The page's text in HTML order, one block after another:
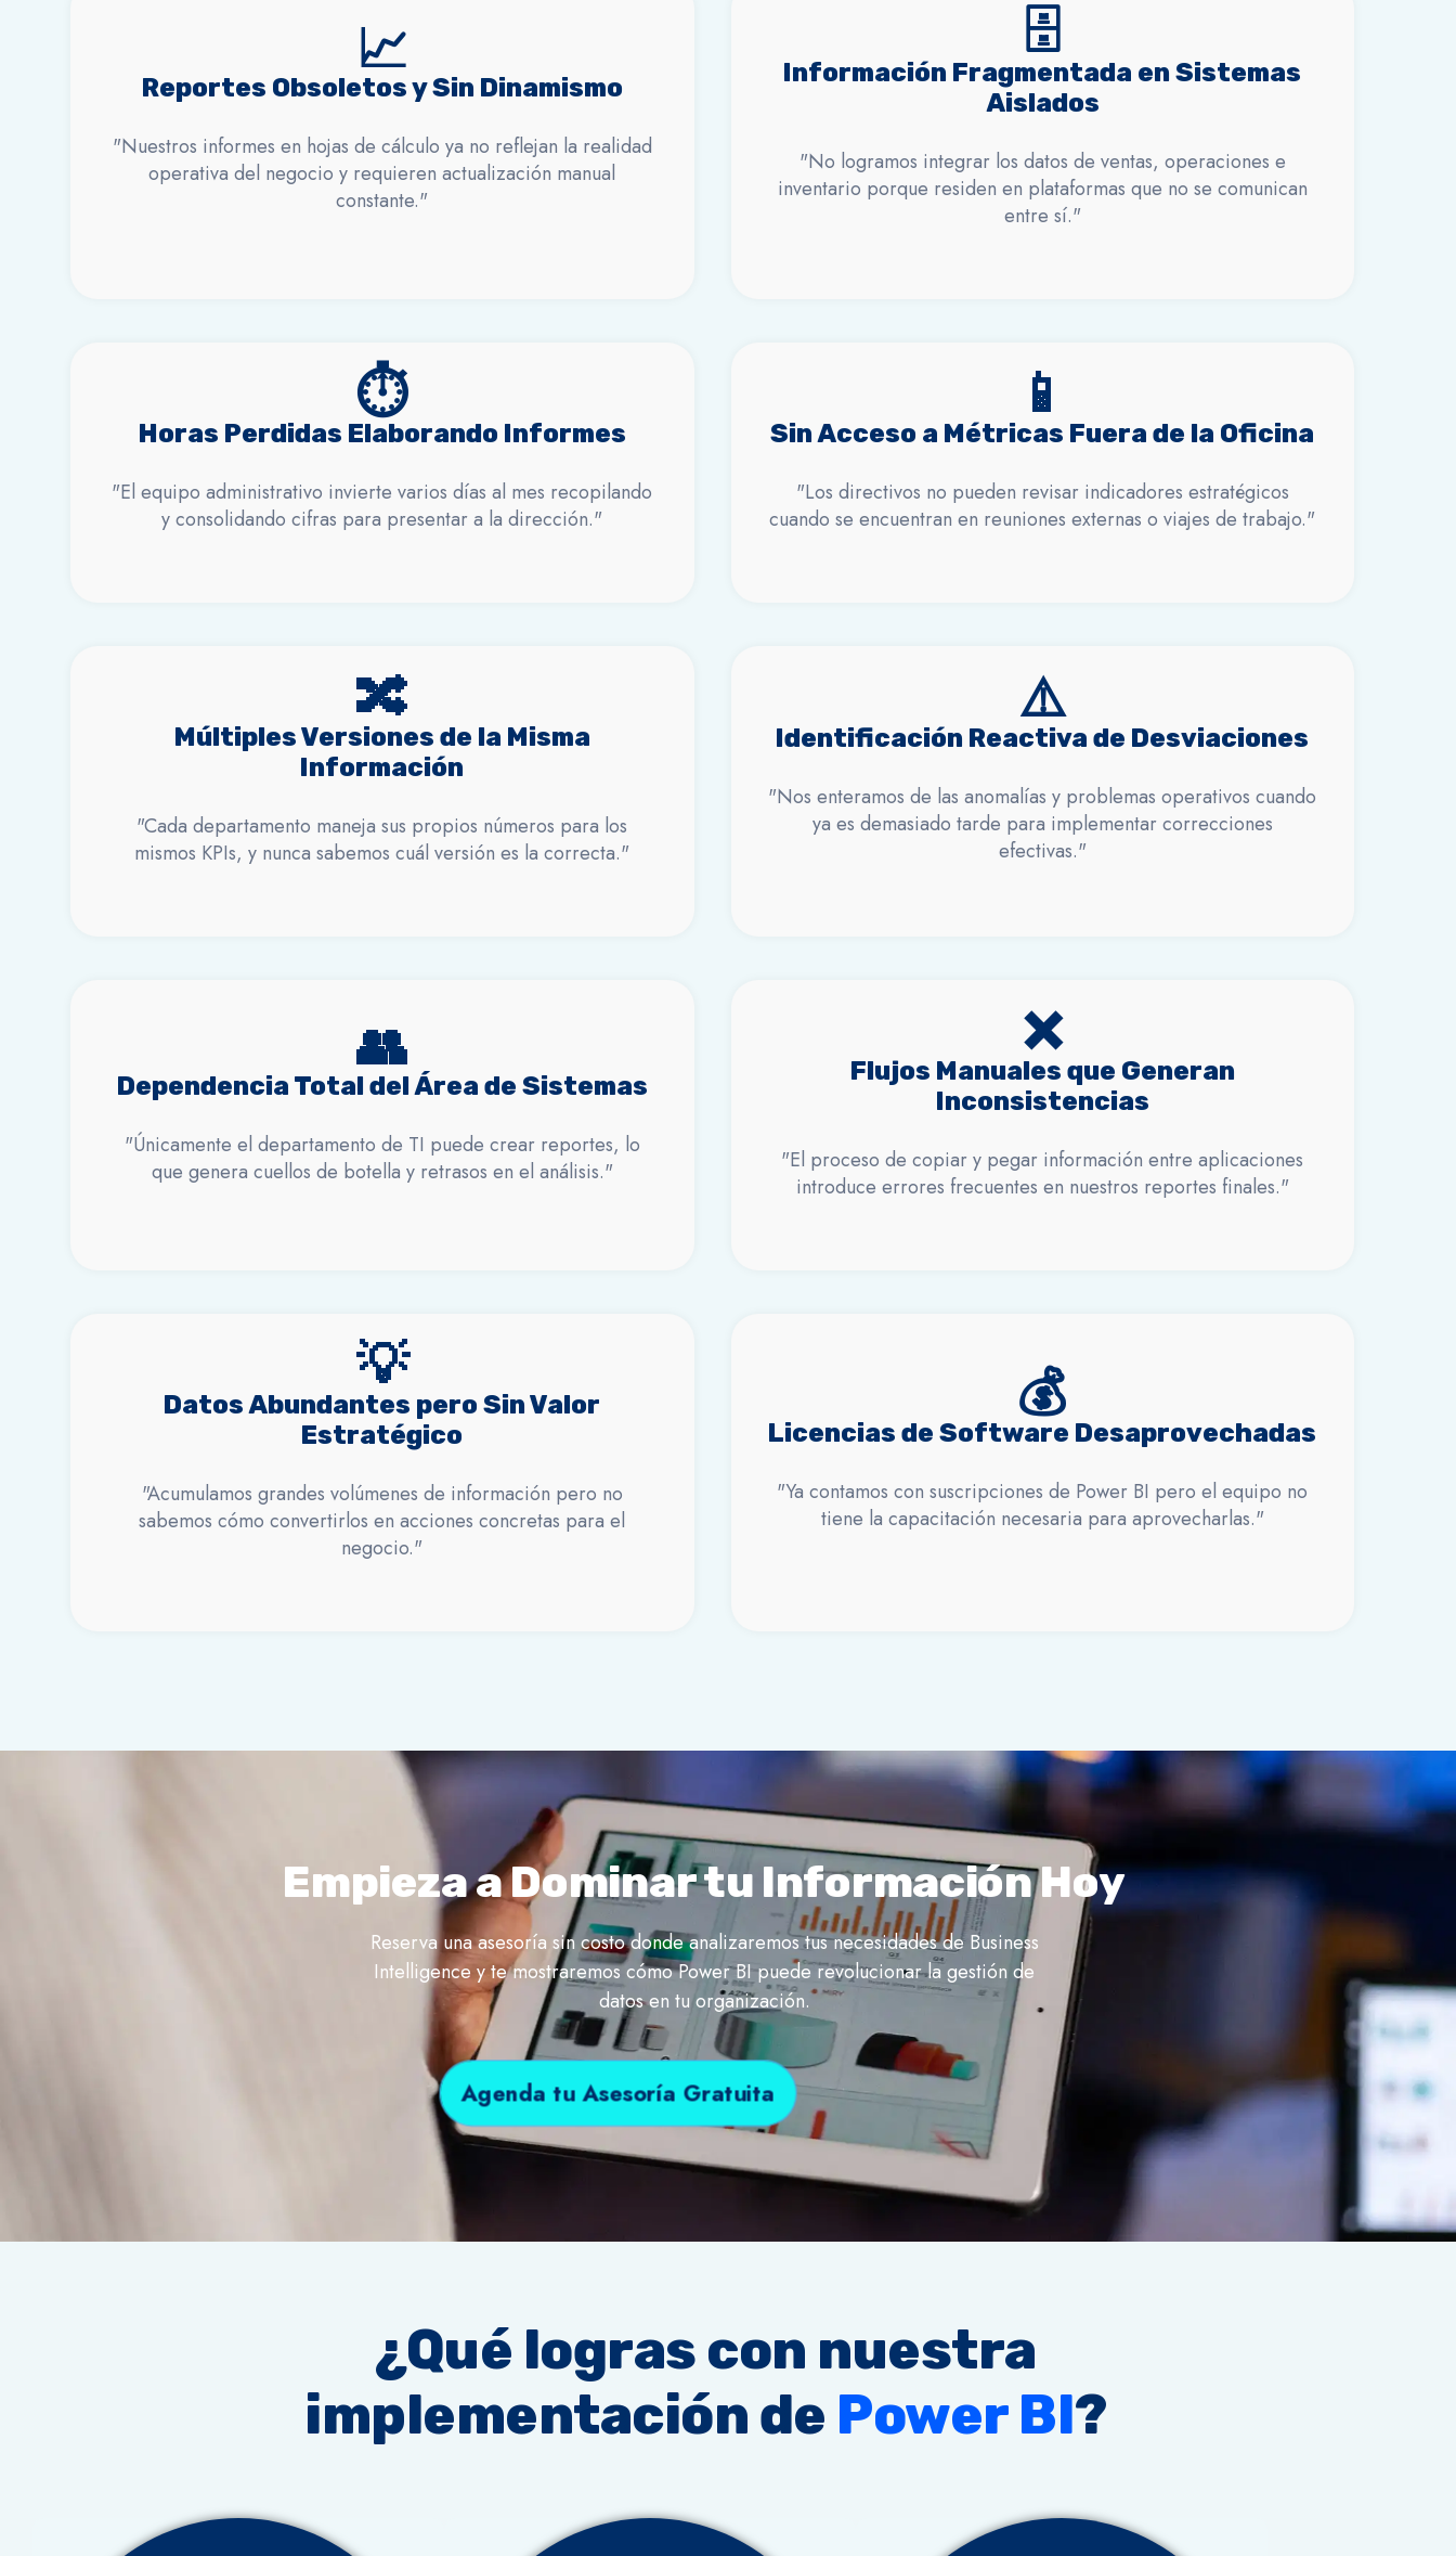
📈
Reportes Obsoletos y Sin Dinamismo
"Nuestros informes en hojas de cálculo ya no reflejan la realidad
operativa del negocio y requieren actualización manual
constante."
🗄️
Información Fragmentada en Sistemas
Aislados
"No logramos integrar los datos de ventas, operaciones e
inventario porque residen en plataformas que no se comunican
entre sí."
⏱️
Horas Perdidas Elaborando Informes
"El equipo administrativo invierte varios días al mes recopilando
y consolidando cifras para presentar a la dirección."
📱
Sin Acceso a Métricas Fuera de la Oficina
"Los directivos no pueden revisar indicadores estratégicos
cuando se encuentran en reuniones externas o viajes de trabajo."
🔀
Múltiples Versiones de la Misma
Información
"Cada departamento maneja sus propios números para los
mismos KPIs, y nunca sabemos cuál versión es la correcta."
⚠️
Identificación Reactiva de Desviaciones
"Nos enteramos de las anomalías y problemas operativos cuando
ya es demasiado tarde para implementar correcciones
efectivas."
👥
Dependencia Total del Área de Sistemas
"Únicamente el departamento de TI puede crear reportes, lo
que genera cuellos de botella y retrasos en el análisis."
❌
Flujos Manuales que Generan
Inconsistencias
"El proceso de copiar y pegar información entre aplicaciones
introduce errores frecuentes en nuestros reportes finales."
💡
Datos Abundantes pero Sin Valor
Estratégico
"Acumulamos grandes volúmenes de información pero no
sabemos cómo convertirlos en acciones concretas para el
negocio."
💰
Licencias de Software Desaprovechadas
"Ya contamos con suscripciones de Power BI pero el equipo no
tiene la capacitación necesaria para aprovecharlas."
Empieza a Dominar tu Información Hoy
Reserva una asesoría sin costo donde analizaremos tus necesidades de Business
Intelligence y te mostraremos cómo Power BI puede revolucionar la gestión de
datos en tu organización.
Agenda tu Asesoría Gratuita
¿Qué logras con nuestra
implementación de Power BI?